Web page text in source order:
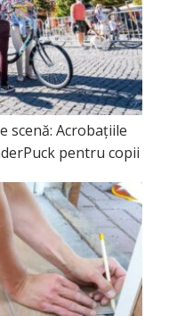
scenă: Acrobațiile
pentru copii